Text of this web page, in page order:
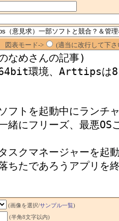
図表モード-> (適当に改行して下
(画像を選択/サンプル一覧)
(半角8文字以内)